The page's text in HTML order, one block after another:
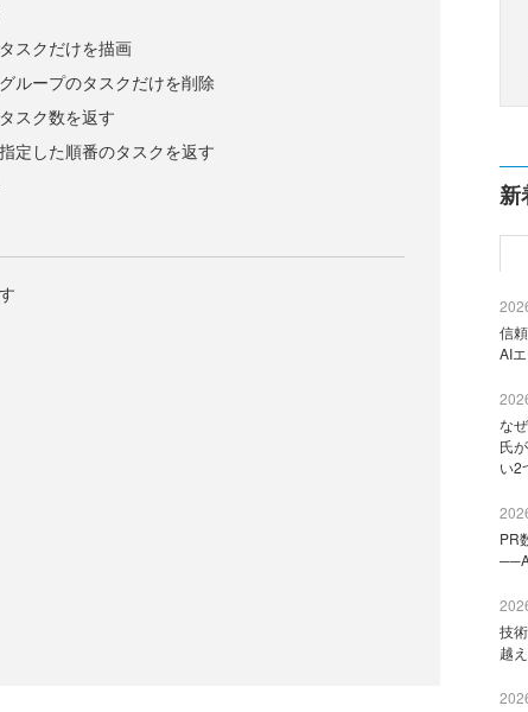
スクだけを描画
ループのタスクだけを削除
スク数を返す
定した順番のタスクを返す
新
信
AI
な
氏
い2
PR
技
越